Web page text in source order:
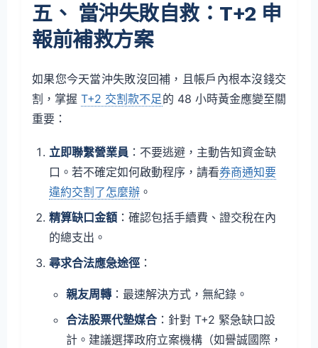
五、 當沖失敗自救：T+2 申
報前補救方案
如果您今天當沖失敗沒回補，且帳戶內根本沒錢交
割，掌握T+2 交割款不足 的 48 小時黃金應變至關
重要：
立即聯繫營業員 ：不要逃避，主動告知資金缺
口。若不確定如何啟動程序，請看券商通知要
違約交割了怎麼辦 。
精算缺口金額 ：確認包括手續費、證交稅在內
的總支出。
尋求合法應急途徑 ：
親友周轉 ：最速解決方式，無紀錄。
合法股票代墊媒合 ：針對 T+2 緊急缺口設
計。建議選擇政府立案機構（如譽誠國際，